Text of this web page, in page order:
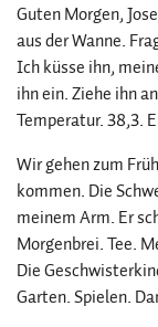
Guten Morgen,
aus der Wanne.
Ich küsse ihn,
ihn ein. Ziehe ihn
Temperatur. 38,3.
Wir gehen zum
kommen. Die
meinem Arm. Er
Morgenbrei. Tee.
Die
Garten. Spielen.